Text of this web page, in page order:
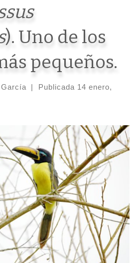
). Uno de los
pequeños.
| Publicada 14 enero,